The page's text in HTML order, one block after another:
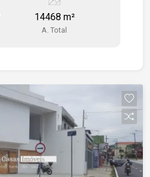
informações ou agendar
14468 m²
A. Total